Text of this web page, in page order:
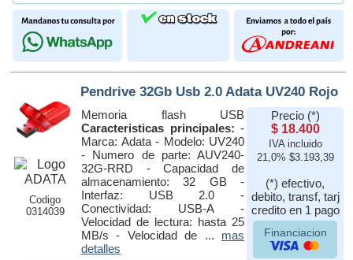
Codigo
0314039
Pendrive 32Gb Usb 2.0 Adata UV240 Rojo
Memoria flash USB
Caracteristicas principales: -
Marca: Adata - Modelo: UV240
- Numero de parte: AUV240-
32G-RRD - Capacidad de
almacenamiento: 32 GB -
Interfaz: USB 2.0 -
Conectividad: USB-A -
Velocidad de lectura: hasta 25
MB/s - Velocidad de ... mas
detalles
Precio (*)
$ 18.400
IVA incluido
21,0% $3.193,39
(*) efectivo,
debito, transf, tarj
credito en 1 pago
Financiacion